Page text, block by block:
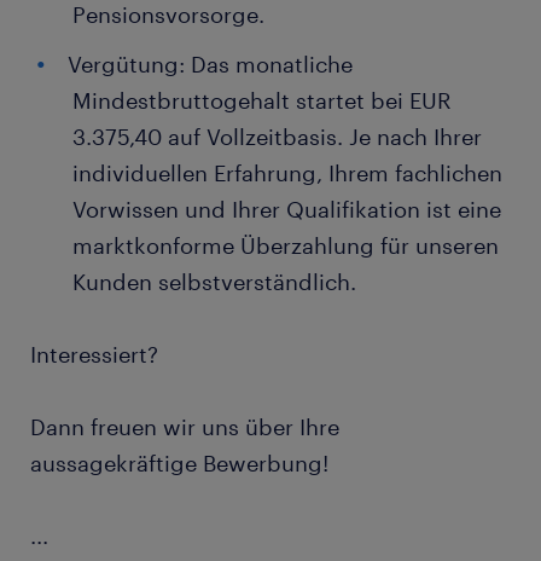
Pensionsvorsorge.
Vergütung: Das monatliche
Mindestbruttogehalt startet bei EUR
3.375,40 auf Vollzeitbasis. Je nach Ihrer
individuellen Erfahrung, Ihrem fachlichen
Vorwissen und Ihrer Qualifikation ist eine
marktkonforme Überzahlung für unseren
Kunden selbstverständlich.
Interessiert?
Dann freuen wir uns über Ihre
aussagekräftige Bewerbung!
...